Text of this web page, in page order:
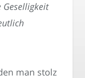
Geselligkeit
man stolz